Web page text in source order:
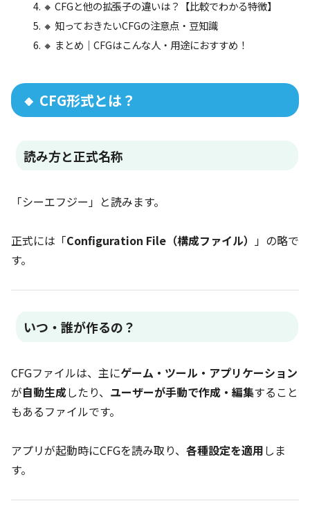
🔸 CFGと他の拡張子の違いは？【比較でわかる特徴】
🔸 知っておきたいCFGの注意点・豆知識
🔸 まとめ｜CFGはこんな人・用途におすすめ！
🔸 CFG形式とは？
読み方と正式名称
「シーエフジー」と読みます。
正式には「Configuration File（構成ファイル） 」の略で
す。
いつ・誰が作るの？
CFGファイルは、主にゲーム・ツール・アプリケーション
が自動生成したり、 ユーザーが手動で作成・編集すること
もあるファイルです。
アプリが起動時にCFGを読み取り、 各種設定を適用しま
す。